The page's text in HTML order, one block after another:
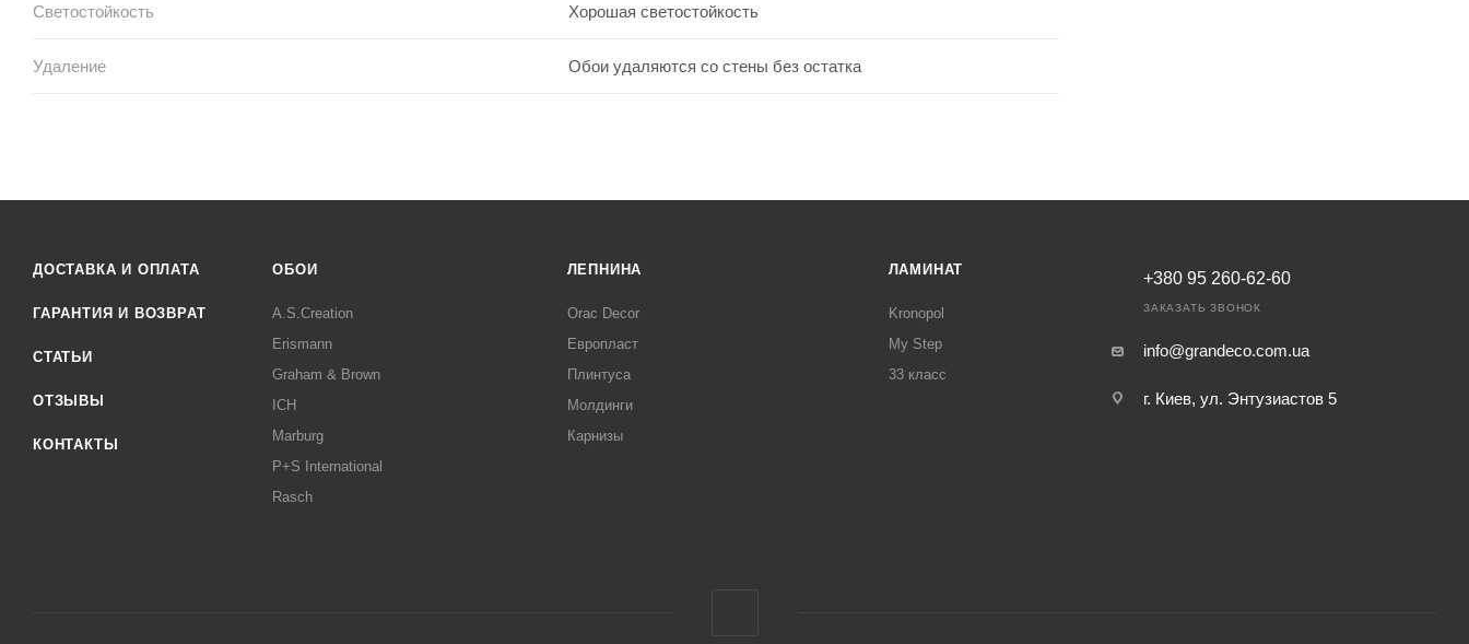
Светостойкость Хорошая светостойкость
Удаление Обои удаляются со стены без остатка
ДОСТАВКА И ОПЛАТА
ГАРАНТИЯ И ВОЗВРАТ
СТАТЬИ
ОТЗЫВЫ
КОНТАКТЫ
ОБОИ
A.S.Creation
Erismann
Graham & Brown
ICH
Marburg
P+S International
Rasch
ЛЕПНИНА
Orac Decor
Европласт
Плинтуса
Молдинги
Карнизы
ЛАМИНАТ
Kronopol
My Step
33 класс
+380 95 260-62-60
ЗАКАЗАТЬ ЗВОНОК
info@grandeco.com.ua
г. Киев, ул. Энтузиастов 5